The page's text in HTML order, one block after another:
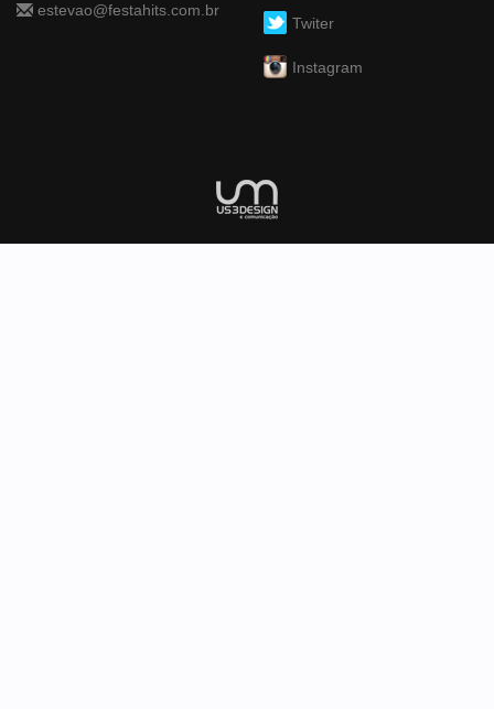
estevao@festahits.com.br
Twiter
Instagram